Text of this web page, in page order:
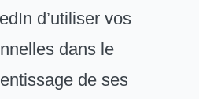
d’utiliser vos
dans le
de ses